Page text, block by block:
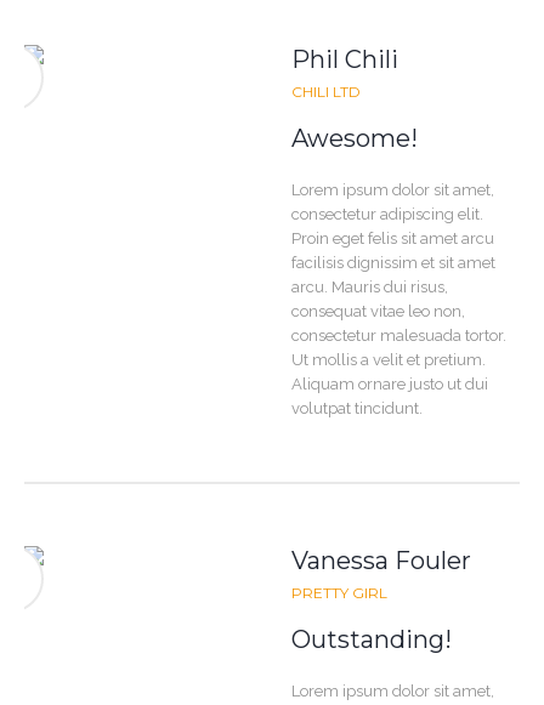
Phil Chili
CHILI LTD
Awesome!
Lorem ipsum dolor sit amet,
consectetur adipiscing elit.
Proin eget felis sit amet arcu
facilisis dignissim et sit amet
arcu. Mauris dui risus,
consequat vitae leo non,
consectetur malesuada tortor.
Ut mollis a velit et pretium.
Aliquam ornare justo ut dui
volutpat tincidunt.
Vanessa Fouler
PRETTY GIRL
Outstanding!
Lorem ipsum dolor sit amet,